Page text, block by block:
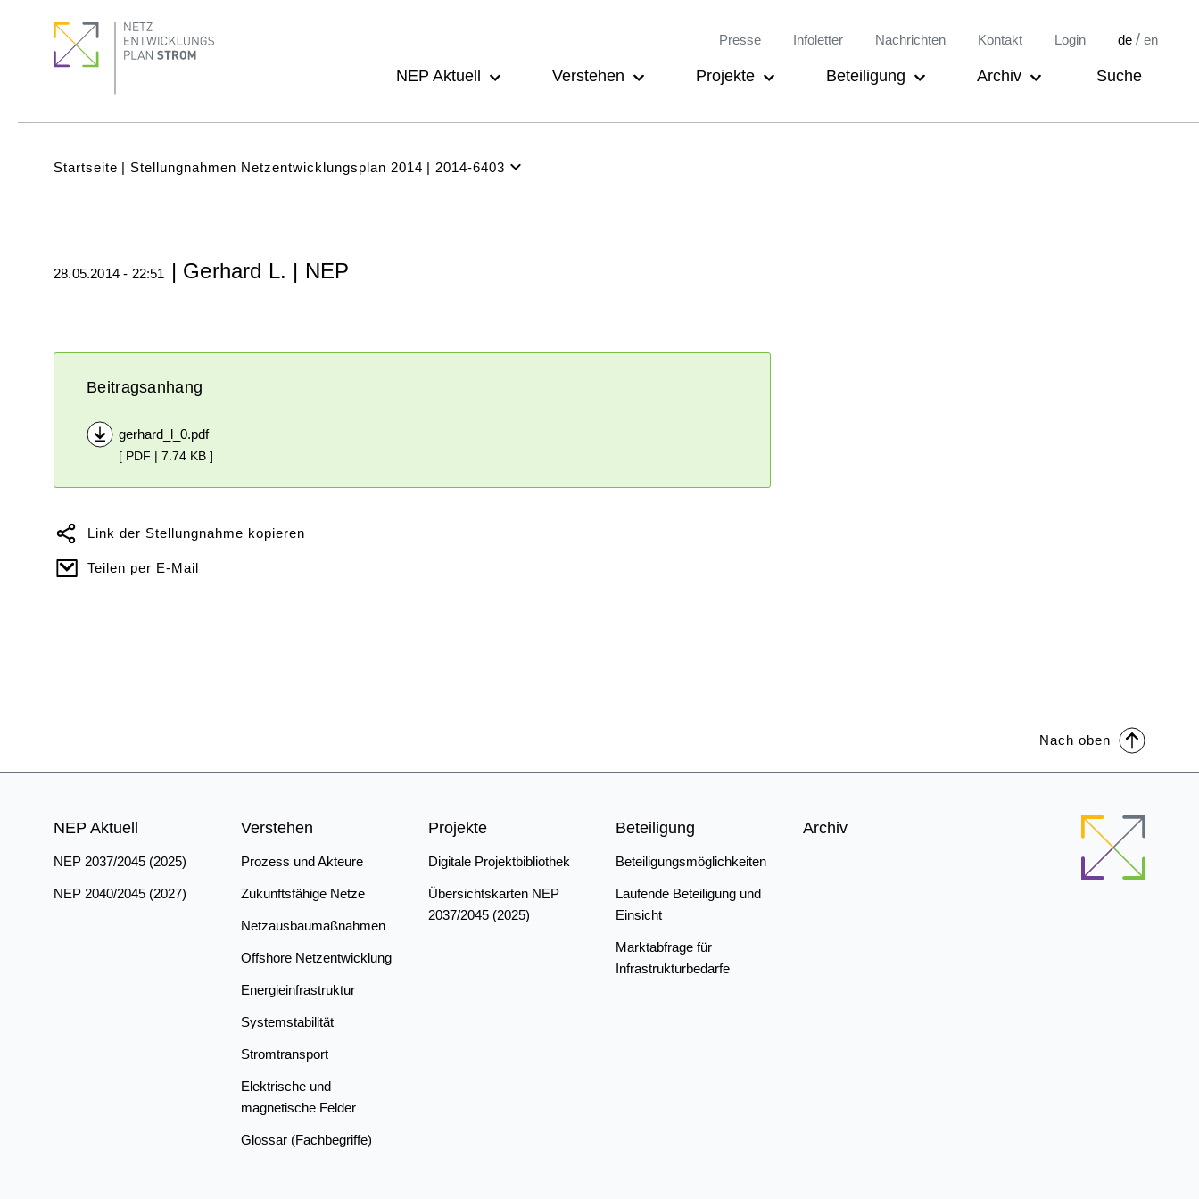
NEP Aktuell
Verstehen Projekte Beteiligung Archiv Suche
de / en
Meta-
Presse Infoletter Nachrichten Kontakt Login
(Main)Pfadnavigation
Startseite Stellungnahmen Netzentwicklungsplan 2014
2014-6403
28.05.2014 - 22:51 | Gerhard L. | NEP
Beitragsanhang
gerhard_l_0.pdf
[ PDF | 7.74 KB ]
Link der Stellungnahme kopieren
Teilen per E-Mail
Nach oben
Menu
NEP Aktuell
NEP 2037/2045 (2025)
NEP 2040/2045 (2027)
Verstehen
Prozess und Akteure
Zukunftsfähige Netze
Netzausbaumaßnahmen
Offshore Netzentwicklung
Energieinfrastruktur
Systemstabilität
Stromtransport
Elektrische und
magnetische Felder
Glossar (Fachbegriffe)
Projekte
Digitale Projektbibliothek
Übersichtskarten NEP
2037/2045 (2025)
Beteiligung
Beteiligungsmöglichkeiten
Laufende Beteiligung und
Einsicht
Marktabfrage für
Infrastrukturbedarfe
Archiv
quick
links